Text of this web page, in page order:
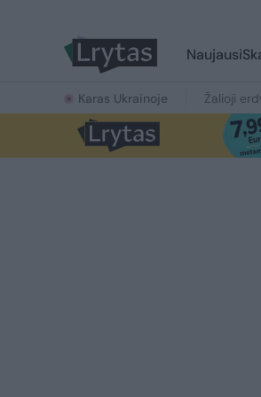
Naujausi
Karas Ukrainoje Žalioji